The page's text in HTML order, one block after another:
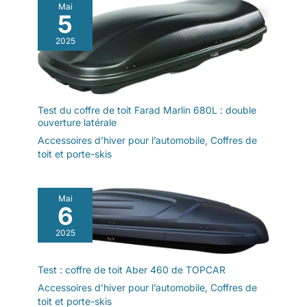
Mai
5
2025
Test du coffre de toit Farad Marlin 680L : double
ouverture latérale
Accessoires d’hiver pour l’automobile, Coffres de
toit et porte-skis
Mai
6
2025
Test : coffre de toit Aber 460 de TOPCAR
Accessoires d’hiver pour l’automobile, Coffres de
toit et porte-skis